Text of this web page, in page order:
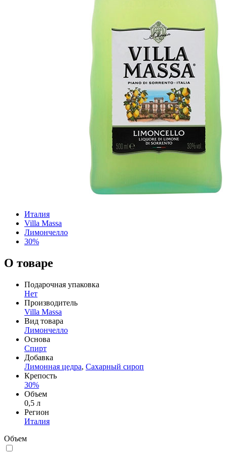
Италия
Villa Massa
Лимончелло
30%
О товаре
Подарочная упаковка
Нет
Производитель
Villa Massa
Вид товара
Лимончелло
Основа
Спирт
Добавка
Лимонная цедра, Сахарный сироп
Крепость
30%
Объем
0,5 л
Регион
Италия
Объем